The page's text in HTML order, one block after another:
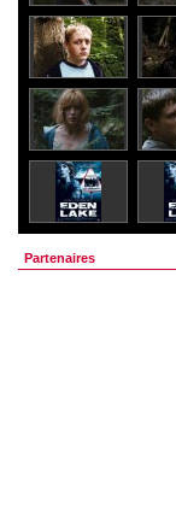
Partenaires